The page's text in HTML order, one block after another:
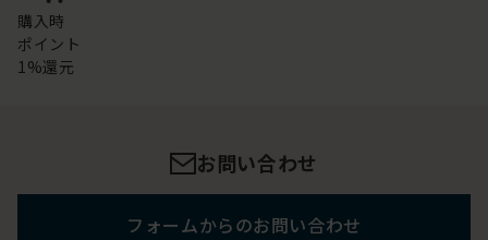
購入時
ポイント
1%還元
お問い合わせ
フォームからのお問い合わせ